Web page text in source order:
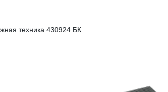
техника 430924 БК